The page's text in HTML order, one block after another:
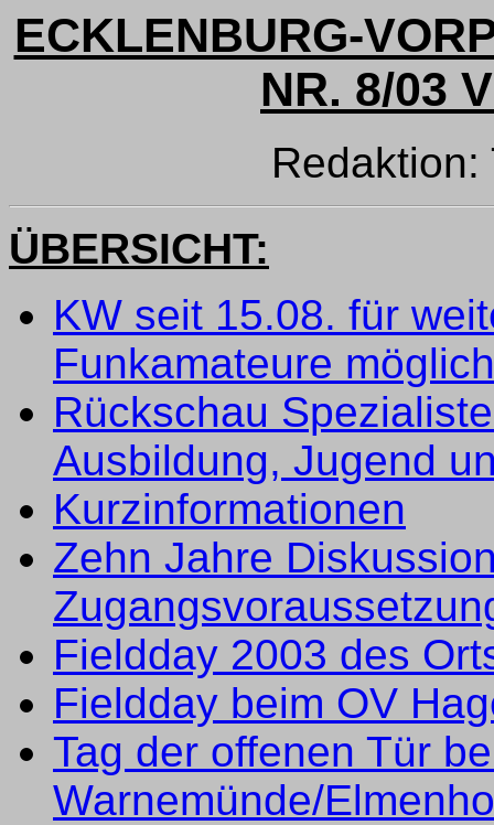
ECKLENBURG-
NR. 8/03
Redaktion:
ÜBERSICHT:
KW seit 15.08. für
Funkamateure möglich
Rückschau
Ausbildung, Jugend
Kurzinformationen
Zehn Jahre
Fieldday 2003 des
Fieldday beim OV
Tag der offenen Tür
Warnemünde/